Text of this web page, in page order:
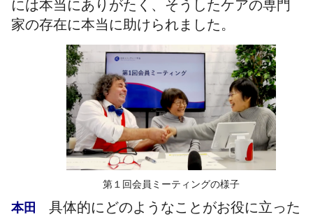
には本当にありがたく、そうしたケアの専門
家の存在に本当に助けられました。
第１回会員ミーティングの様子
本田具体的にどのようなことがお役に立った